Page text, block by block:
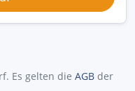
Es gelten die AGB der